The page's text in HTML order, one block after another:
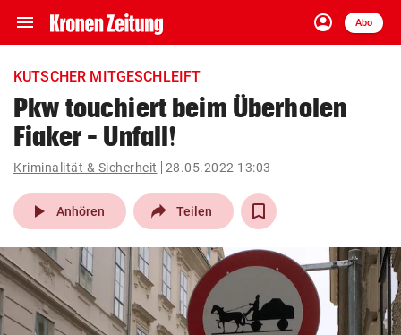
menu Navigation
ein-/ausklappen
account_circle
Anmelden
Abo
close Schließen
account_circle Anmelden
pin_drop
Wien arrow_right
bookmark
search
Suchbegriff
eingeben
KUTSCHER MITGESCHLEIFT
Pkw touchiert beim Überholen
Fiaker – Unfall!
Kriminalität & Sicherheit 28.05.2022 13:03
play_arrow Anhören Teilen